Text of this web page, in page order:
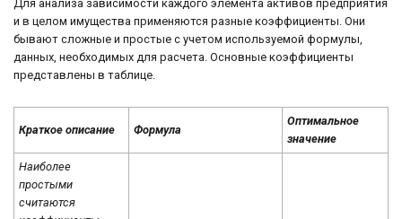
Для анализа зависимости каждого элемента активов предприятия
и в целом имущества применяются разные коэффициенты. Они
бывают сложные и простые с учетом используемой формулы,
данных, необходимых для расчета. Основные коэффициенты
представлены в таблице.
Краткое описание Формула
Оптимальное
значение
Наиболее
простыми
считаются